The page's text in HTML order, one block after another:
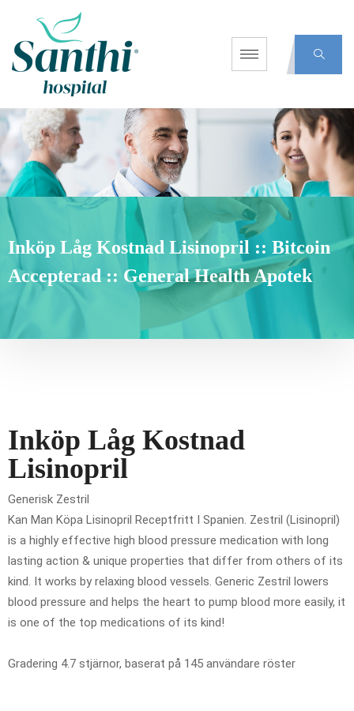
Inköp Låg Kostnad Lisinopril :: Bitcoin
Accepterad :: General Health Apotek
Inköp Låg Kostnad
Lisinopril
Generisk Zestril
Kan Man Köpa Lisinopril Receptfritt I Spanien. Zestril (Lisinopril)
is a highly effective high blood pressure medication with long
lasting action & unique properties that differ from others of its
kind. It works by relaxing blood vessels. Generic Zestril lowers
blood pressure and helps the heart to pump blood more easily, it
is one of the top medications of its kind!
Gradering 4.7 stjärnor, baserat på 145 användare röster